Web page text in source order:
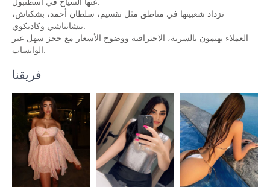
تزداد شعبيتها في مناطق مثل تقسيم، سلطان أحمد، بشكتاش،
العملاء يهتمون بالسرية، الاحترافية ووضوح الأسعار مع حجز سهل عبر
فريقنا